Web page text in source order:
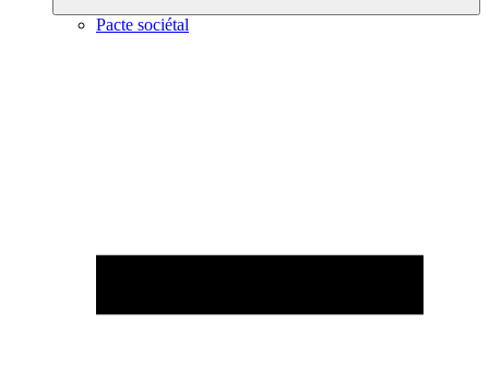
Pacte sociétal